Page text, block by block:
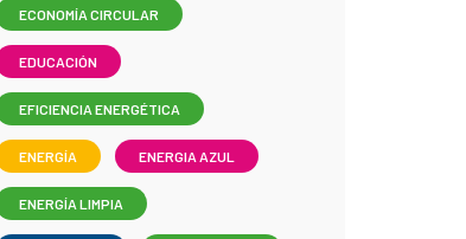
ECONOMÍA CIRCULAR
EDUCACIÓN
EFICIENCIA ENERGÉTICA
ENERGÍA ENERGIA AZUL
ENERGÍA LIMPIA